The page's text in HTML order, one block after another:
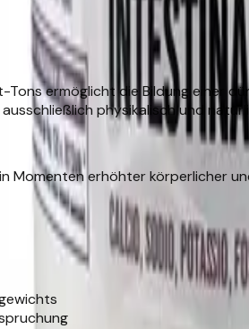
ermöglicht die Bildung einer
physikalisch und
Momenten erhöhter körperlicher